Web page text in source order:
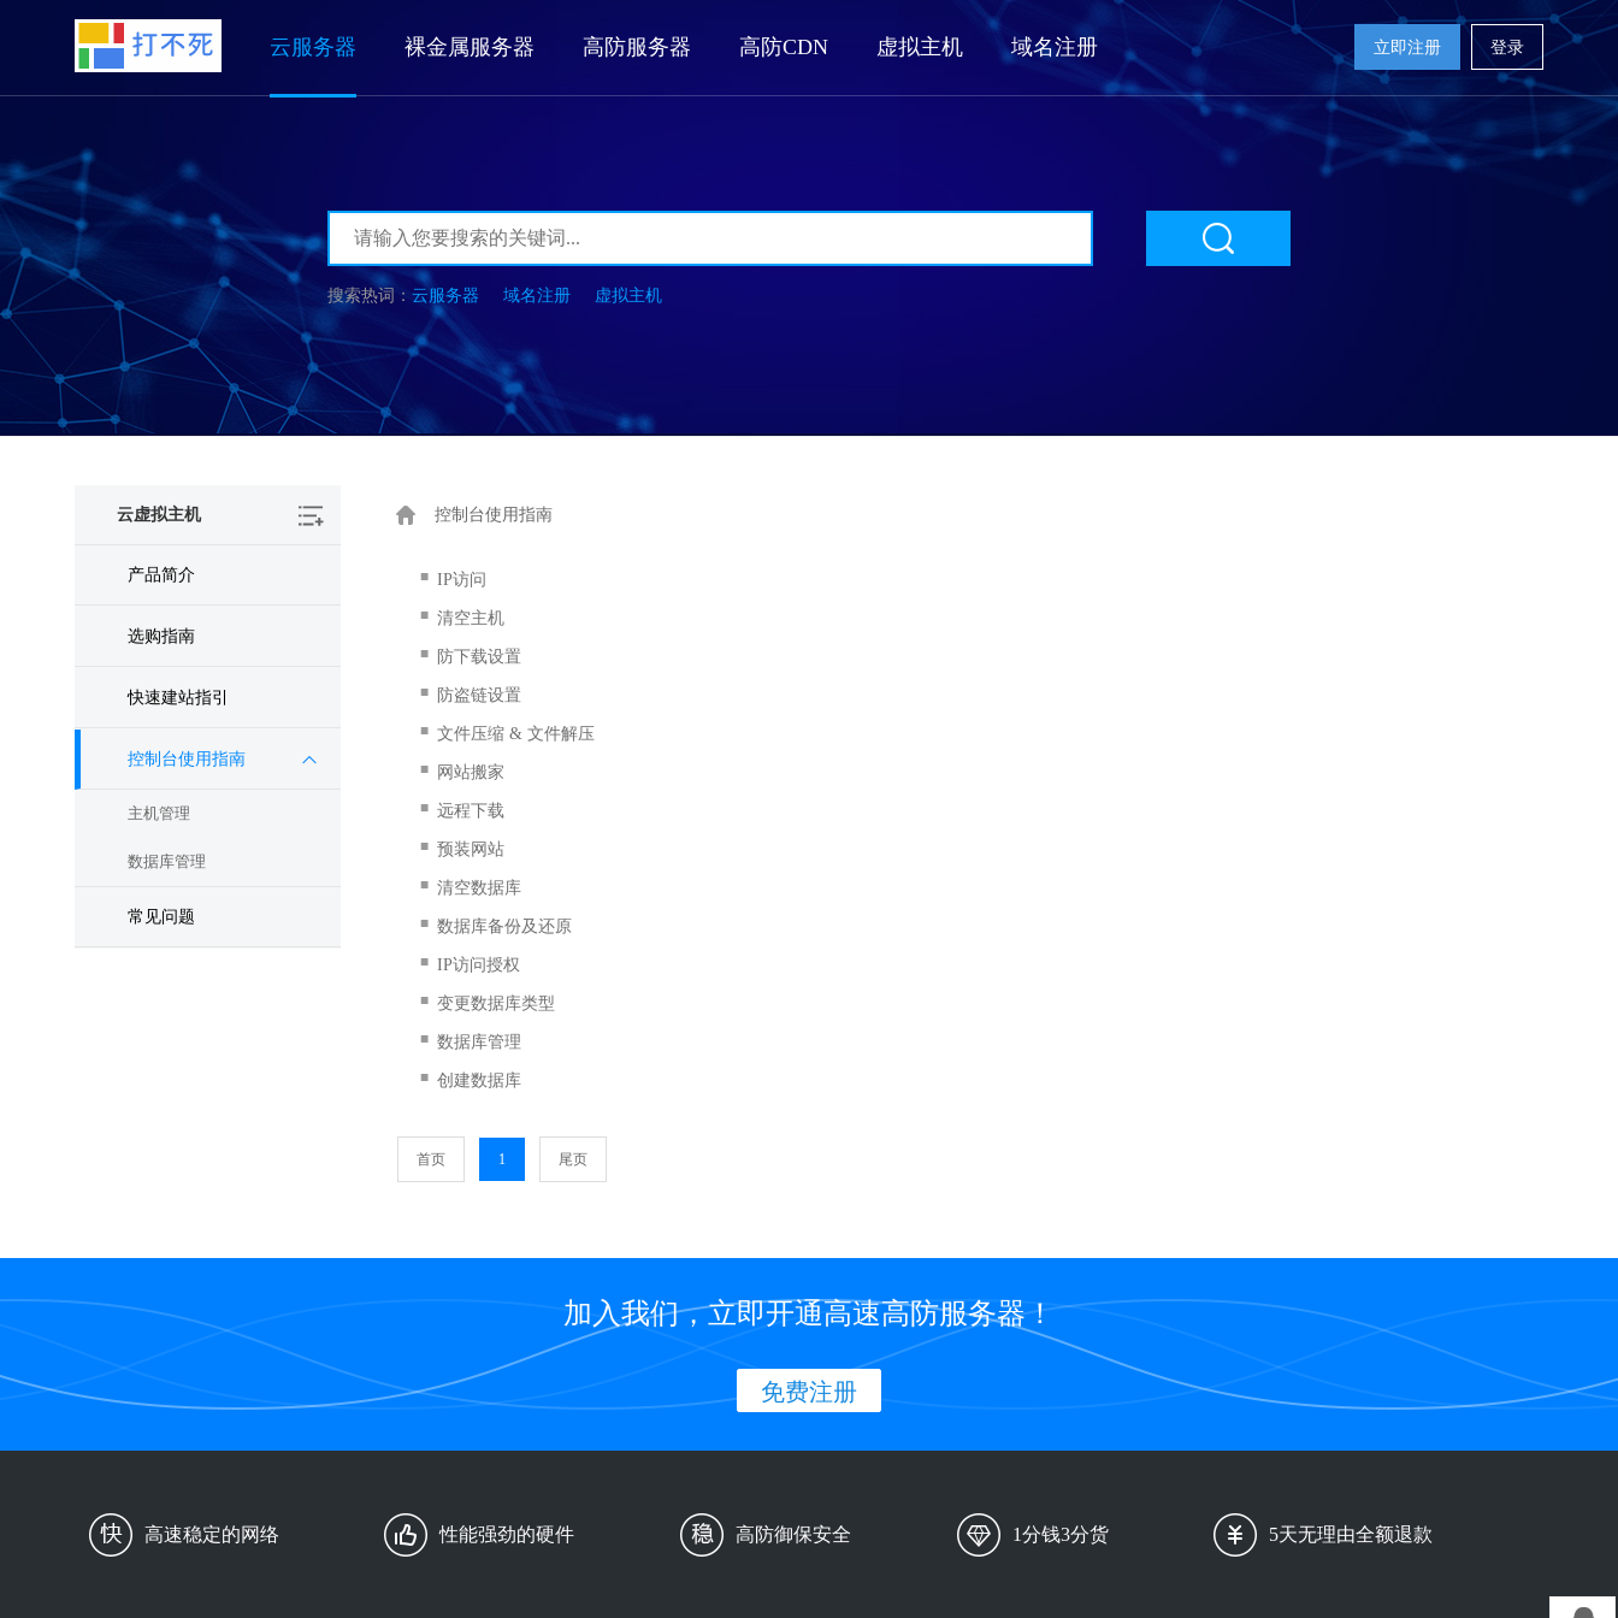
云服务器 裸金属服务器 高防服务器 高防CDN 虚拟主机 域名注册 立即注册 登录
云服务器 域名注册 虚拟主机
云虚拟主机
产品简介
选购指南
快速建站指引
控制台使用指南
主机管理
数据库管理
常见问题
控制台使用指南
■ IP访问
■ 清空主机
■ 防下载设置
■ 防盗链设置
■ 文件压缩 & 文件解压
■ 网站搬家
■ 远程下载
■ 预装网站
■ 清空数据库
■ 数据库备份及还原
■ IP访问授权
■ 变更数据库类型
■ 数据库管理
■ 创建数据库
首页 1 尾页
加入我们，立即开通高速高防服务器！
免费注册
高速稳定的网络 性能强劲的硬件 高防御保安全 1分钱3分货 5天无理由全额退款